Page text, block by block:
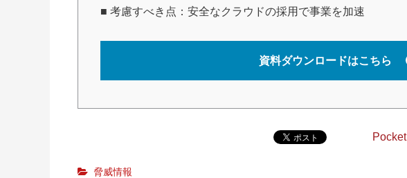
■ 考慮すべき点：安全なクラウドの採用で事業を加速
資料ダウンロードはこちら
Pocket
脅威情報